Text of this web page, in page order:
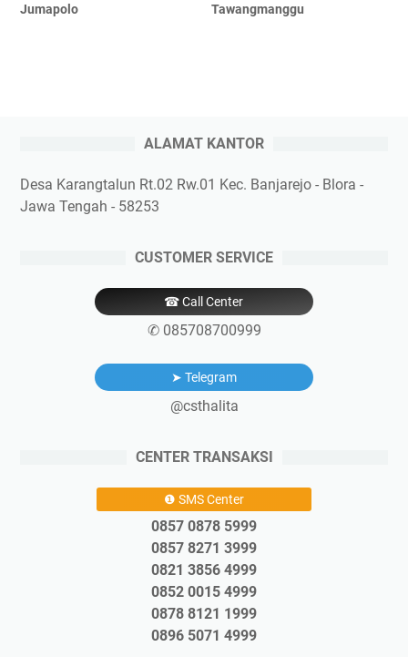
Jumapolo
Tawangmanggu
ALAMAT KANTOR
Desa Karangtalun Rt.02 Rw.01 Kec. Banjarejo - Blora -
Jawa Tengah - 58253
CUSTOMER SERVICE
☎ Call Center
✆ 085708700999
➤ Telegram
@csthalita
CENTER TRANSAKSI
❶ SMS Center
0857 0878 5999
0857 8271 3999
0821 3856 4999
0852 0015 4999
0878 8121 1999
0896 5071 4999